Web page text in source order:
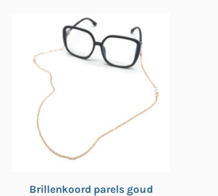
Brillenkoord parels goud